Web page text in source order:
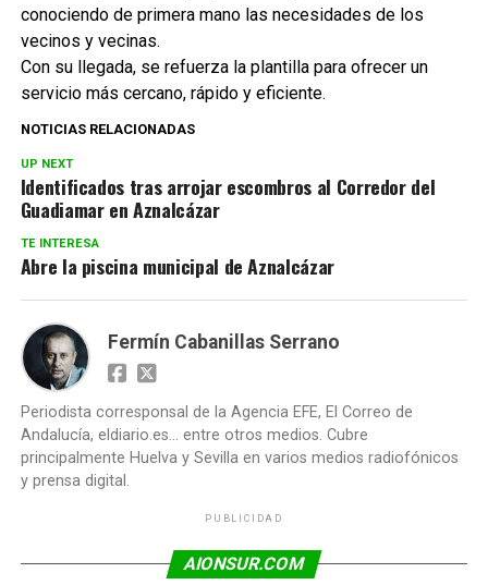
conociendo de primera mano las necesidades de los
vecinos y vecinas.
Con su llegada, se refuerza la plantilla para ofrecer un
servicio más cercano, rápido y eficiente.
NOTICIAS RELACIONADAS
UP NEXT
Identificados tras arrojar escombros al Corredor del
Guadiamar en Aznalcázar
TE INTERESA
Abre la piscina municipal de Aznalcázar
Fermín Cabanillas Serrano
Periodista corresponsal de la Agencia EFE, El Correo de
Andalucía, eldiario.es... entre otros medios. Cubre
principalmente Huelva y Sevilla en varios medios radiofónicos
y prensa digital.
PUBLICIDAD
AIONSUR.COM